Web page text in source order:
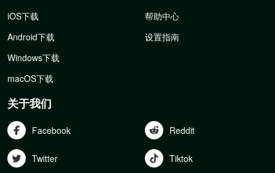
iOS下载
Android下载
Windows下载
macOS下载
帮助中心
设置指南
关于我们
Facebook Reddit
Twitter Tiktok